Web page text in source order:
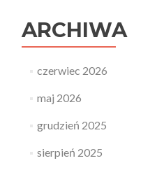
ARCHIWA
czerwiec 2026
maj 2026
grudzień 2025
sierpień 2025